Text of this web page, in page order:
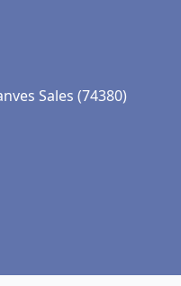
Sales (74380)